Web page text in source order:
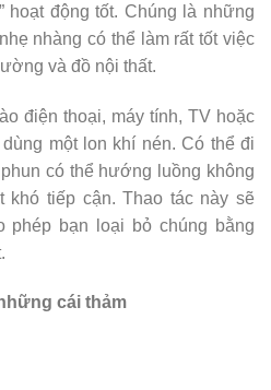
hoạt động tốt. Chúng là những
nhàng có thể làm rất tốt việc
và đồ nội thất.
điện thoại, máy tính, TV hoặc
một lon khí nén. Có thể đi
có thể hướng luồng không
khó tiếp cận. Thao tác này sẽ
phép bạn loại bỏ chúng bằng
cái thảm